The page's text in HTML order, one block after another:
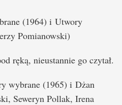
(1964) i Utwory
Pomianowski)
ręką, nieustannie go czytał.
wybrane (1965) i Dżan
Seweryn Pollak, Irena